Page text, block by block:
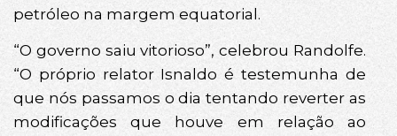
petróleo na margem equatorial.
“O governo saiu vitorioso”, celebrou Randolfe.
“O próprio relator Isnaldo é testemunha de
que nós passamos o dia tentando reverter as
modificações que houve em relação ao